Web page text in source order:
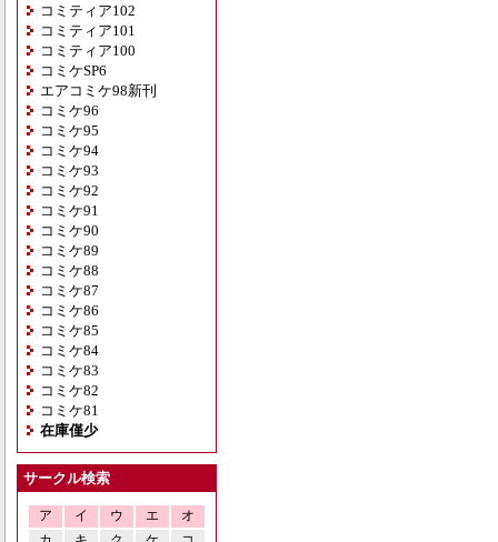
コミティア102
コミティア101
コミティア100
コミケSP6
エアコミケ98新刊
コミケ96
コミケ95
コミケ94
コミケ93
コミケ92
コミケ91
コミケ90
コミケ89
コミケ88
コミケ87
コミケ86
コミケ85
コミケ84
コミケ83
コミケ82
コミケ81
在庫僅少
サークル検索
ア イ ウ エ
オ